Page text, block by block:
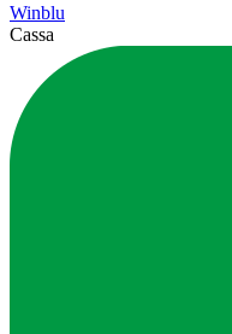
Winblu
Cassa